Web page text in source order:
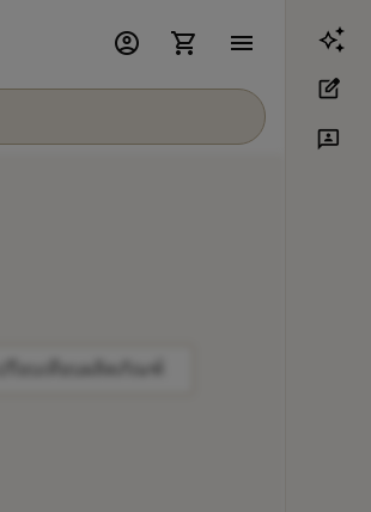
account_circle shopping_cart menu
เปรียบเทียบผลิตภัณฑ์
edit_square
3p